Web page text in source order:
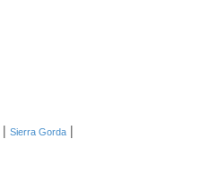
| Sierra Gorda |